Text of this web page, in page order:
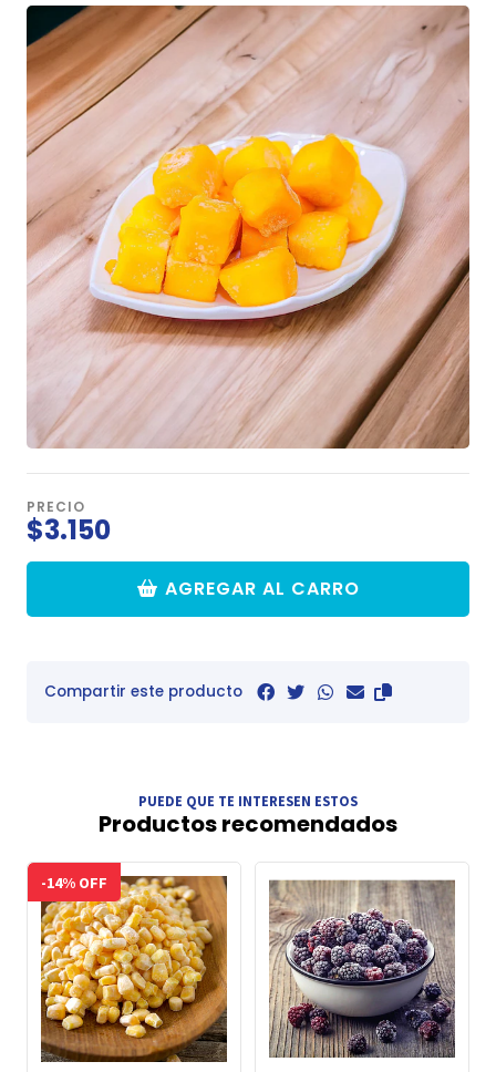
PRECIO
$3.150
AGREGAR AL CARRO
Compartir este producto
PUEDE QUE TE INTERESEN ESTOS
Productos recomendados
-14% OFF